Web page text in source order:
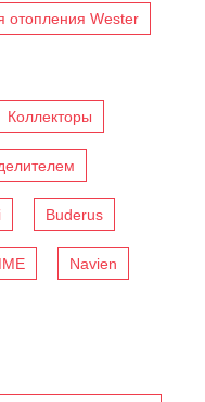
отопления Wester
Коллекторы
Buderus
Navien